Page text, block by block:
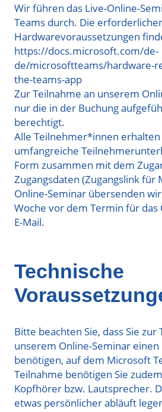
Wir führen das Live-Online-
Teams durch. Die
Hardwarevoraussetzungen
https://docs.microsoft.com/de-
de/microsoftteams/hardware-
the-teams-app
Zur Teilnahme an unserem
nur die in der Buchung
berechtigt.
Alle Teilnehmer*innen erhalten
umfangreiche
Form zusammen mit dem
Zugangsdaten (Zugangslink für
Online-Seminar übersenden
Woche vor dem Termin für das
E-Mail.
Technische
Bitte beachten Sie, dass Sie zur
unserem Online-Seminar einen
benötigen, auf dem Microsoft
Teilnahme benötigen Sie
Kopfhörer bzw. Lautsprecher.
etwas persönlicher abläuft